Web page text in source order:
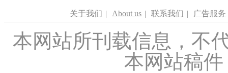
关于我们 | About us | 联系我们 | 广告服务
本网站所刊载信息，不
本网站稿